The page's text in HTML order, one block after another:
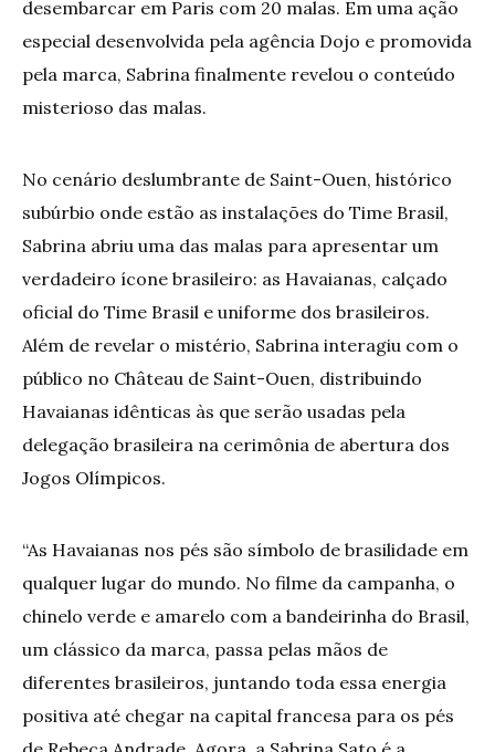
desembarcar em Paris com 20 malas. Em uma ação
especial desenvolvida pela agência Dojo e promovida
pela marca, Sabrina finalmente revelou o conteúdo
misterioso das malas.
No cenário deslumbrante de Saint-Ouen, histórico
subúrbio onde estão as instalações do Time Brasil,
Sabrina abriu uma das malas para apresentar um
verdadeiro ícone brasileiro: as Havaianas, calçado
oficial do Time Brasil e uniforme dos brasileiros.
Além de revelar o mistério, Sabrina interagiu com o
público no Château de Saint-Ouen, distribuindo
Havaianas idênticas às que serão usadas pela
delegação brasileira na cerimônia de abertura dos
Jogos Olímpicos.
“As Havaianas nos pés são símbolo de brasilidade em
qualquer lugar do mundo. No filme da campanha, o
chinelo verde e amarelo com a bandeirinha do Brasil,
um clássico da marca, passa pelas mãos de
diferentes brasileiros, juntando toda essa energia
positiva até chegar na capital francesa para os pés